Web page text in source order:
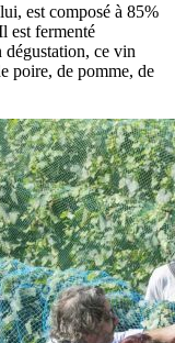
est composé à 85%
est fermenté
dégustation, ce vin
poire, de pomme, de